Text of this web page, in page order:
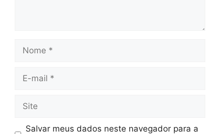
mail
Salvar meus dados neste navegador para a